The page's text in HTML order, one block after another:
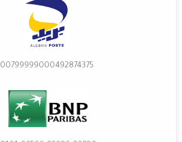
00799999000492874375